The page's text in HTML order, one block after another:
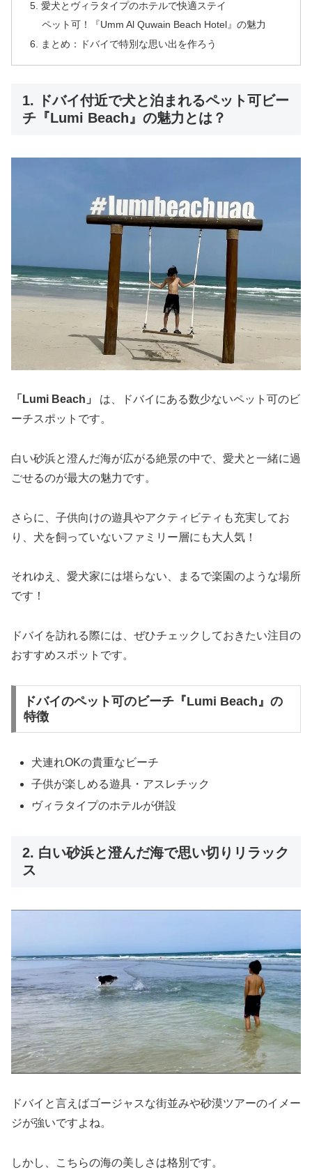
5. 愛犬とヴィラタイプのホテルで快適ステイ
ペット可！『Umm Al Quwain Beach Hotel』の魅力
6. まとめ：ドバイで特別な思い出を作ろう
1. ドバイ付近で犬と泊まれるペット可ビー
チ『Lumi Beach』の魅力とは？
「Lumi Beach」
は、ドバイにある数少ないペット可のビ
ーチスポットです。
白い砂浜と澄んだ海が広がる絶景の中で、愛犬と一緒に過
ごせるのが最大の魅力です。
さらに、子供向けの遊具やアクティビティも充実してお
り、犬を飼っていないファミリー層にも大人気！
それゆえ、愛犬家には堪らない、まるで楽園のような場所
です！
ドバイを訪れる際には、ぜひチェックしておきたい注目の
おすすめスポットです。
ドバイのペット可のビーチ『Lumi Beach』の
特徴
犬連れOKの貴重なビーチ
子供が楽しめる遊具・アスレチック
ヴィラタイプのホテルが併設
2. 白い砂浜と澄んだ海で思い切りリラック
ス
ドバイと言えばゴージャスな街並みや砂漠ツアーのイメー
ジが強いですよね。
しかし、こちらの海の美しさは格別です。